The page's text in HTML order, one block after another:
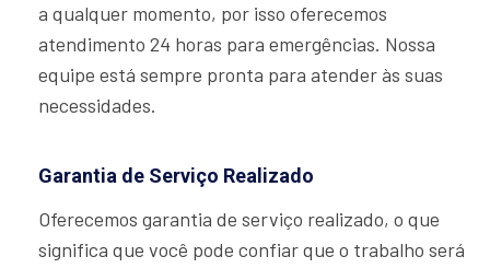
a qualquer momento, por isso oferecemos
atendimento 24 horas para emergências. Nossa
equipe está sempre pronta para atender às suas
necessidades.
Garantia de Serviço Realizado
Oferecemos garantia de serviço realizado, o que
significa que você pode confiar que o trabalho será